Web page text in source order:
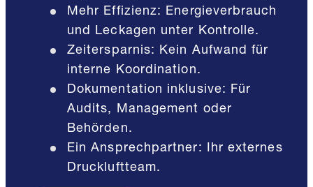
Mehr Effizienz: Energieverbrauch
und Leckagen unter Kontrolle.
Zeitersparnis: Kein Aufwand für
interne Koordination.
Dokumentation inklusive: Für
Audits, Management oder
Behörden.
Ein Ansprechpartner: Ihr externes
Druckluftteam.